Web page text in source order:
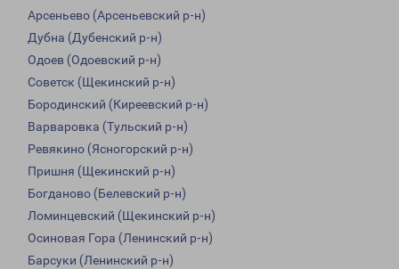
Арсеньево (Арсеньевский р-н)
Дубна (Дубенский р-н)
Одоев (Одоевский р-н)
Советск (Щекинский р-н)
Бородинский (Киреевский р-н)
Варваровка (Тульский р-н)
Ревякино (Ясногорский р-н)
Пришня (Щекинский р-н)
Богданово (Белевский р-н)
Ломинцевский (Щекинский р-н)
Осиновая Гора (Ленинский р-н)
Барсуки (Ленинский р-н)